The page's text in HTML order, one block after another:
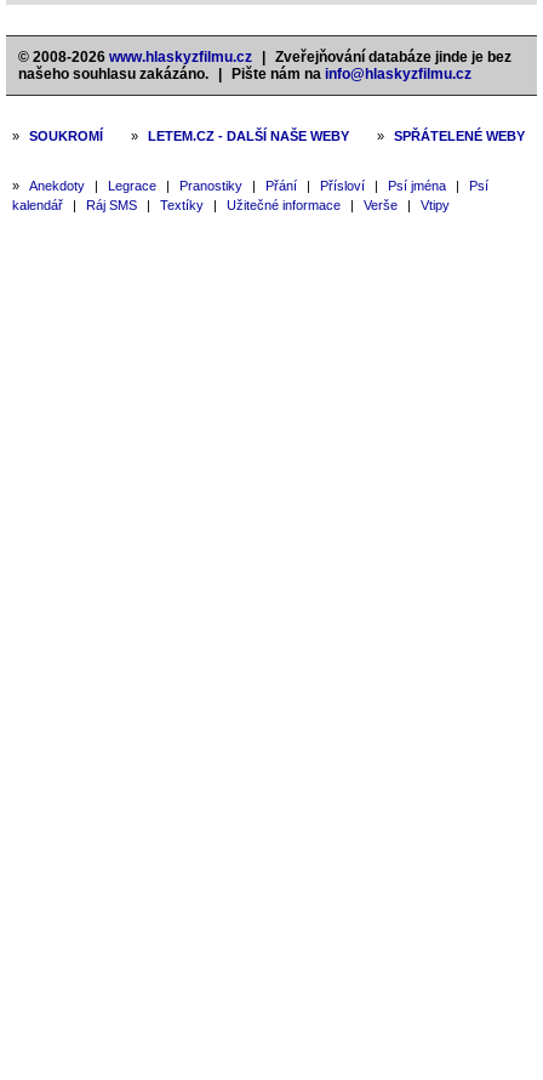
© 2008-2026 www.hlaskyzfilmu.cz
Zveřejňování databáze jinde je bez
našeho souhlasu zakázáno.
Pište nám na info@hlaskyzfilmu.cz
» SOUKROMÍ » LETEM.CZ - DALŠÍ NAŠE WEBY » SPŘÁTELENÉ WEBY
» Anekdoty | Legrace | Pranostiky | Přání | Přísloví | Psí jména |
Psí
kalendář
| Ráj SMS | Textíky | Užitečné informace | Verše | Vtipy